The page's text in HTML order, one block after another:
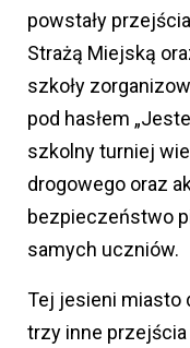
powstały
Strażą Miejską
szkoły
pod hasłem
szkolny turniej
drogowego oraz
bezpieczeństwo
samych uczniów.
Tej jesieni miasto
trzy inne